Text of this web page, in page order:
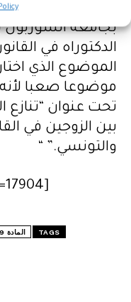
بجامعة
الدكتوراه في
الموضوع الذي
موضوعا صعبا
تحت عنوان “تنازع
بين الزوجين في
والتونسي.” “
TAGS المادة 19